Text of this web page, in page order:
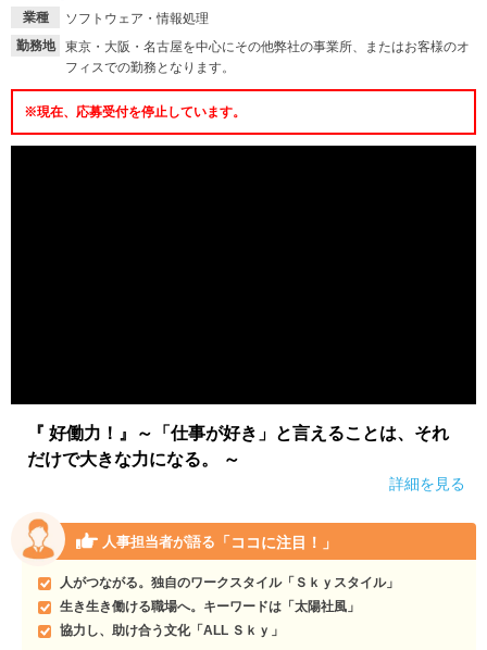
業種
ソフトウェア・情報処理
勤務地
東京・大阪・名古屋を中心にその他弊社の事業所、またはお客様のオ
フィスでの勤務となります。
※現在、応募受付を停止しています。
『 好働力！』～「仕事が好き」と言えることは、それ
だけで大きな力になる。 ～
詳細を見る
人事担当者が語る 「ココに注目！」
人がつながる。独自のワークスタイル「Ｓｋｙスタイル」
生き生き働ける職場へ。キーワードは「太陽社風」
協力し、助け合う文化「ALL Ｓｋｙ」